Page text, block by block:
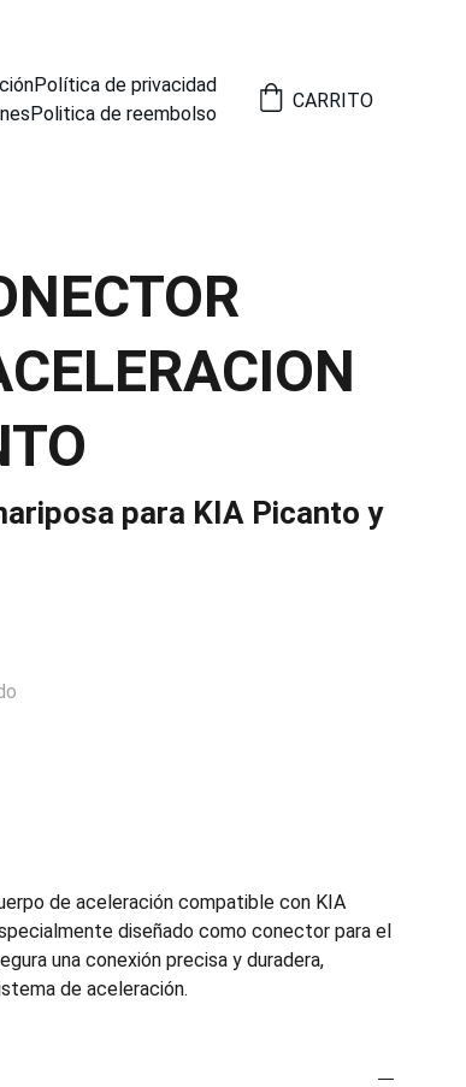
Política de privacidad
Politica de reembolso
CARRITO
para KIA Picanto y
de aceleración compatible con KIA
diseñado como conector para el
una conexión precisa y duradera,
de aceleración.